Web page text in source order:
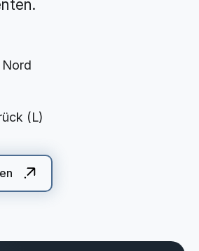
(L)